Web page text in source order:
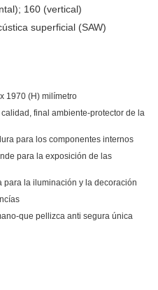
pronto!
160 (vertical)
superficial (SAW)
1970 (H) milímetro
final ambiente-protector de la
para los componentes internos
para la exposición de las
la iluminación y la decoración
que pellizca anti segura única